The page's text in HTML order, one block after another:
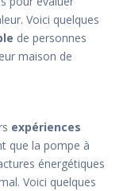
Voici quelques
de personnes
maison de
expériences
que la pompe à
énergétiques
Voici quelques